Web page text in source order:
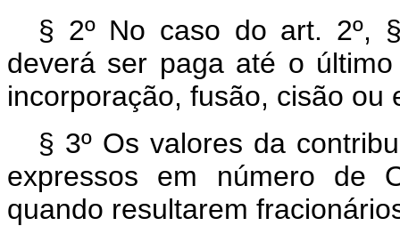
§ 2º No caso do art. 2º,
deverá ser paga até o
incorporação, fusão, cisão ou
§ 3º Os valores da
expressos em número de
quando resultarem